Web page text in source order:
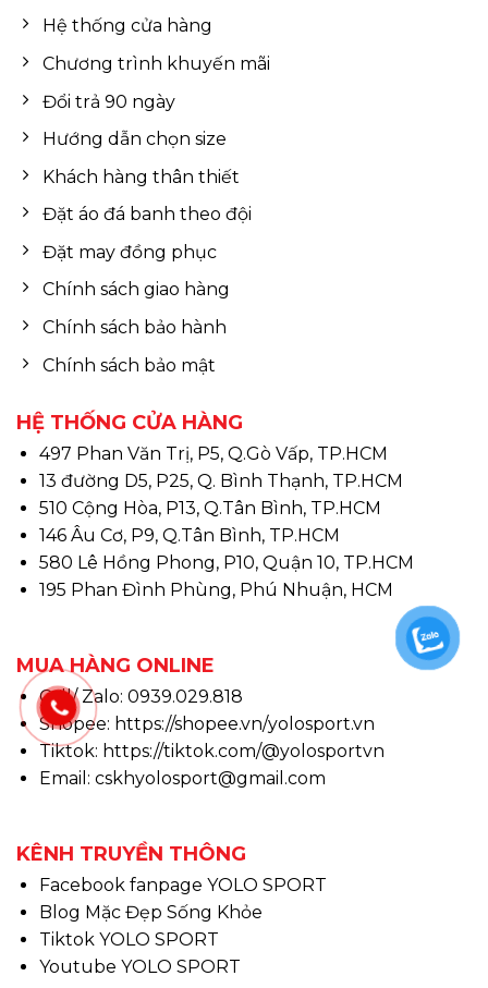
Hệ thống cửa hàng
Chương trình khuyến mãi
Đổi trả 90 ngày
Hướng dẫn chọn size
Khách hàng thân thiết
Đặt áo đá banh theo đội
Đặt may đồng phục
Chính sách giao hàng
Chính sách bảo hành
Chính sách bảo mật
HỆ THỐNG CỬA HÀNG
497 Phan Văn Trị, P5, Q.Gò Vấp, TP.HCM
13 đường D5, P25, Q. Bình Thạnh, TP.HCM
510 Cộng Hòa, P13, Q.Tân Bình, TP.HCM
146 Âu Cơ, P9, Q.Tân Bình, TP.HCM
580 Lê Hồng Phong, P10, Quận 10, TP.HCM
195 Phan Đình Phùng, Phú Nhuận, HCM
MUA HÀNG ONLINE
Call/ Zalo: 0939.029.818
Shopee: https://shopee.vn/yolosport.vn
Tiktok: https://tiktok.com/@yolosportvn
Email: cskhyolosport@gmail.com
KÊNH TRUYỀN THÔNG
Facebook fanpage YOLO SPORT
Blog Mặc Đẹp Sống Khỏe
Tiktok YOLO SPORT
Youtube YOLO SPORT